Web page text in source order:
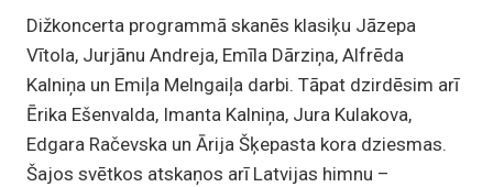
Dižkoncerta programmā skanēs klasiķu Jāzepa
Vītola, Jurjānu Andreja, Emīla Dārziņa, Alfrēda
Kalniņa un Emiļa Melngaiļa darbi. Tāpat dzirdēsim arī
Ērika Ešenvalda, Imanta Kalniņa, Jura Kulakova,
Edgara Račevska un Ārija Šķepasta kora dziesmas.
Šajos svētkos atskaņos arī Latvijas himnu –